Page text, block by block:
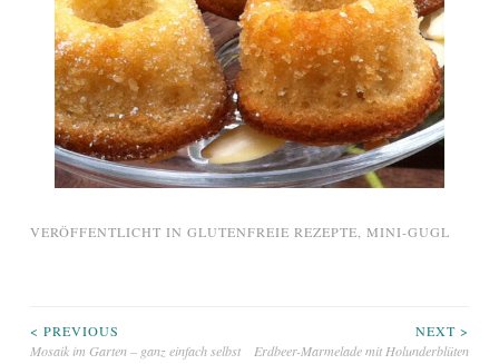
VERÖFFENTLICHT IN GLUTENFREIE REZEPTE MINI-GUGL
Beitragsnavigation
< PREVIOUS
Mosaik im Garten – ganz einfach selbst
NEXT >
Erdbeer-Marmelade mit Holunderblüten